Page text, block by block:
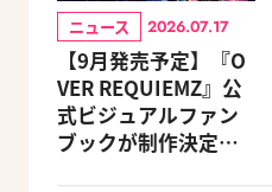
ニュース 2026.07.17
【9月発売予定】『O
VER REQUIEMZ』公
式ビジュアルファン
ブックが制作決定！